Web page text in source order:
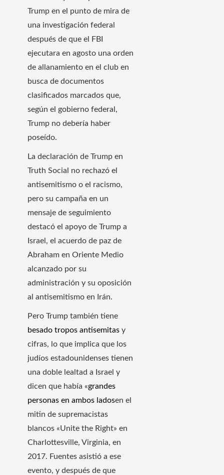
Trump en el punto de mira de
una investigación federal
después de que el FBI
ejecutara en agosto una orden
de allanamiento en el club en
busca de documentos
clasificados marcados que,
según el gobierno federal,
Trump no debería haber
poseído.
La declaración de Trump en
Truth Social no rechazó el
antisemitismo o el racismo,
pero su campaña en un
mensaje de seguimiento
destacó el apoyo de Trump a
Israel, el acuerdo de paz de
Abraham en Oriente Medio
alcanzado por su
administración y su oposición
al antisemitismo en Irán.
Pero Trump también tiene
besado tropos antisemitas y
cifras, lo que implica que los
judíos estadounidenses tienen
una doble lealtad a Israel y
dicen que había «grandes
personas en ambos ladosen el
mitin de supremacistas
blancos «Unite the Right» en
Charlottesville, Virginia, en
2017. Fuentes asistió a ese
evento, y después de que